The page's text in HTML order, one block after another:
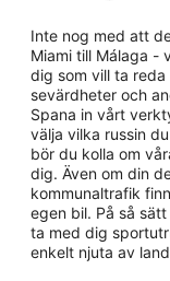
Inte nog med att
Miami till Málaga -
dig som vill ta
sevärdheter och
Spana in vårt
välja vilka russin
bör du kolla om
dig. Även om din
kommunaltrafik
egen bil. På så
ta med dig
enkelt njuta av